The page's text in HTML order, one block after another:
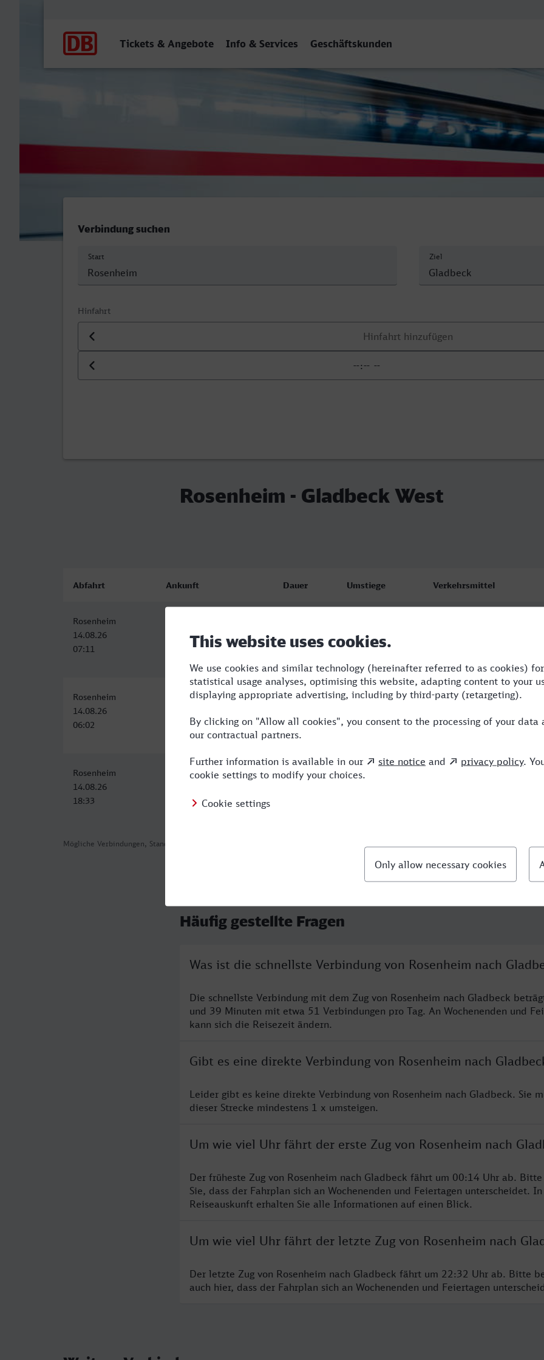
Tickets & Angebote Info & Services Geschäftskunden
Rosenheim - Gladbeck West
Verbindung suchen
Start Ziel
Hinfahrt
Datum der Hinfahrt
Uhrzeit der Hinfahrt
Rosenheim - Gladbeck West
Mögliche Verbindungen, Stand: 2026-07-31 01:18
Abfahrt Ankunft Dauer Umstiege Verkehrsmittel
Rosenheim
14.08.26
07:11
14.08.26
Rosenheim
14.08.26
06:02
Gladbeck West
8:18 3 BRB,RRB,ICE,NX
Rosenheim
14.08.26
18:33
Gladbeck West
11:17 4
Häufig gestellte Fragen
Was ist die schnellste Verbindung von Rosenheim nach
Die schnellste Verbindung mit dem Zug von Rosenheim nach Gladbeck
und 39 Minuten mit etwa 51 Verbindungen pro Tag. An Wochenenden und
kann sich die Reisezeit ändern.
Gibt es eine direkte Verbindung von Rosenheim nach
Leider gibt es keine direkte Verbindung von Rosenheim nach Gladbeck. Sie
dieser Strecke mindestens 1 x umsteigen.
Um wie viel Uhr fährt der erste Zug von Rosenheim nach
Der früheste Zug von Rosenheim nach Gladbeck fährt um 00:14 Uhr ab.
Sie, dass der Fahrplan sich an Wochenenden und Feiertagen unterscheidet.
Reiseauskunft erhalten Sie alle Informationen auf einen Blick.
Um wie viel Uhr fährt der letzte Zug von Rosenheim nach
Der letzte Zug von Rosenheim nach Gladbeck fährt um 22:32 Uhr ab. Bitte
auch hier, dass der Fahrplan sich an Wochenenden und Feiertagen